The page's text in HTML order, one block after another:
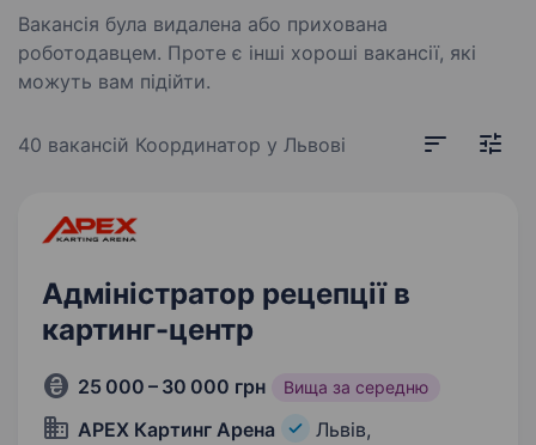
Вакансія була видалена або прихована
роботодавцем. Проте є інші хороші вакансії, які
можуть вам підійти.
40 вакансій Координатор у Львові
Адміністратор рецепції в
картинг-центр
25 000 – 30 000 грн Вища за середню
APEX Картинг Арена
Львів,